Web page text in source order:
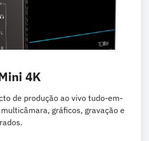
4K
de produção ao vivo tudo-em-
gráficos, gravação e